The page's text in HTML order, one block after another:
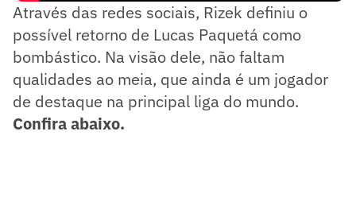
Através das redes sociais, Rizek definiu o
possível retorno de Lucas Paquetá como
bombástico. Na visão dele, não faltam
qualidades ao meia, que ainda é um jogador
de destaque na principal liga do mundo.
Confira abaixo.